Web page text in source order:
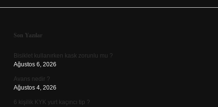
Sidebar
Son Yazılar
Bisiklet kullanırken kask zorunlu mu ?
Ağustos 6, 2026
Avans nedir ?
Ağustos 4, 2026
6 kişilik KYK yurt kaçıncı tip ?